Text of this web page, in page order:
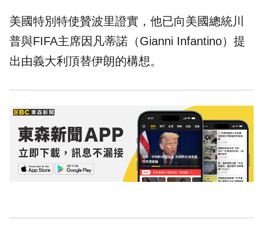
美國特別特使贊波里證實，他已向美國總統川
普與FIFA主席因凡蒂諾（Gianni Infantino）提
出由義大利頂替伊朗的構想。